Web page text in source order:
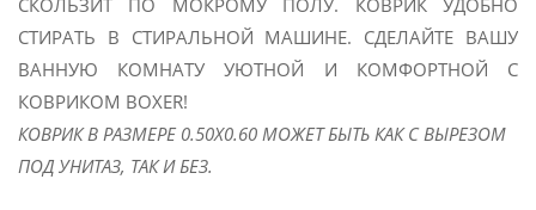
СКОЛЬЗИТ ПО МОКРОМУ ПОЛУ. КОВРИК УДОБНО
СТИРАТЬ В СТИРАЛЬНОЙ МАШИНЕ. СДЕЛАЙТЕ ВАШУ
ВАННУЮ КОМНАТУ УЮТНОЙ И КОМФОРТНОЙ С
КОВРИКОМ BOXER!
КОВРИК В РАЗМЕРЕ 0.50X0.60 МОЖЕТ БЫТЬ КАК С ВЫРЕЗОМ
ПОД УНИТАЗ, ТАК И БЕЗ.